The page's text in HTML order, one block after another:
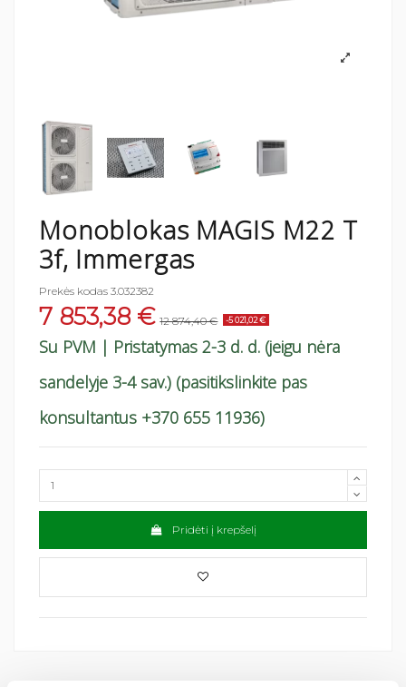
Monoblokas MAGIS M22 T
3f, Immergas
Prekės kodas 3.032382
7 853,38 € 12 874,40 € -5 021,02 €
Su PVM | Pristatymas 2-3 d. d. (jeigu nėra
sandelyje 3-4 sav.) (pasitikslinkite pas
konsultantus +370 655 11936)
Pridėti į krepšelį